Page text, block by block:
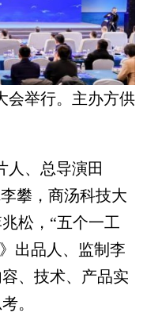
会举行。主办方供
、总导演田
攀，商汤科技大
松，“五个一工
出品人、监制李
、技术、产品实
。